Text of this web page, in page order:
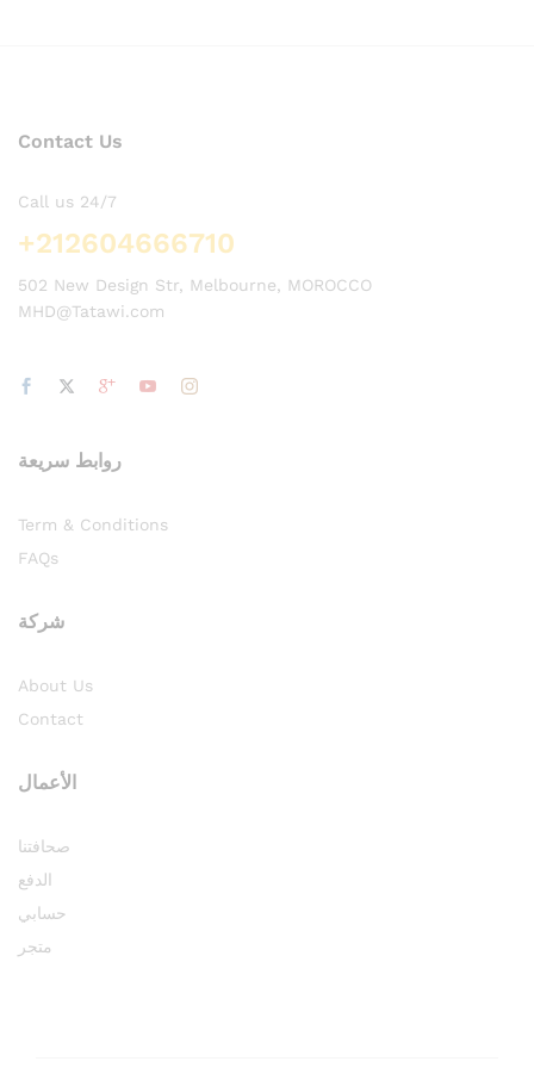
Contact Us
Call us 24/7
+212604666710
502 New Design Str, Melbourne, MOROCCO
MHD@Tatawi.com
روابط سريعة
Term & Conditions
FAQs
شركة
About Us
Contact
الأعمال
صحافتنا
الدفع
حسابي
متجر